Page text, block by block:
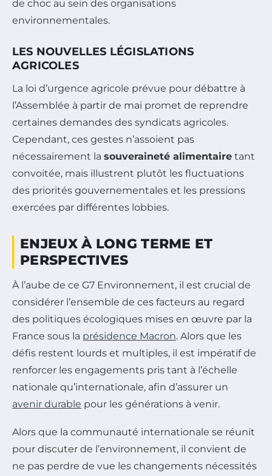
de choc au sein des organisations
environnementales.
LES NOUVELLES LÉGISLATIONS
AGRICOLES
La loi d’urgence agricole prévue pour débattre à
l’Assemblée à partir de mai promet de reprendre
certaines demandes des syndicats agricoles.
Cependant, ces gestes n’assoient pas
nécessairement la souveraineté alimentaire tant
convoitée, mais illustrent plutôt les fluctuations
des priorités gouvernementales et les pressions
exercées par différentes lobbies.
ENJEUX À LONG TERME ET
PERSPECTIVES
À l’aube de ce G7 Environnement, il est crucial de
considérer l’ensemble de ces facteurs au regard
des politiques écologiques mises en œuvre par la
France sous la présidence Macron. Alors que les
défis restent lourds et multiples, il est impératif de
renforcer les engagements pris tant à l’échelle
nationale qu’internationale, afin d’assurer un
avenir durable pour les générations à venir.
Alors que la communauté internationale se réunit
pour discuter de l’environnement, il convient de
ne pas perdre de vue les changements nécessités